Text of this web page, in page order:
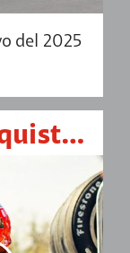
del 2025
Enzo Fittipaldi conquista su primer triunfo en Indy NXT tras gran remontada en Indianápolis